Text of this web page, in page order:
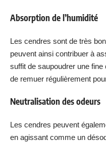
Absorption de l’humidité
Les cendres sont de très
peuvent ainsi contribuer à
suffit de saupoudrer une
de remuer régulièrement
Neutralisation des odeurs
Les cendres peuvent
en agissant comme un